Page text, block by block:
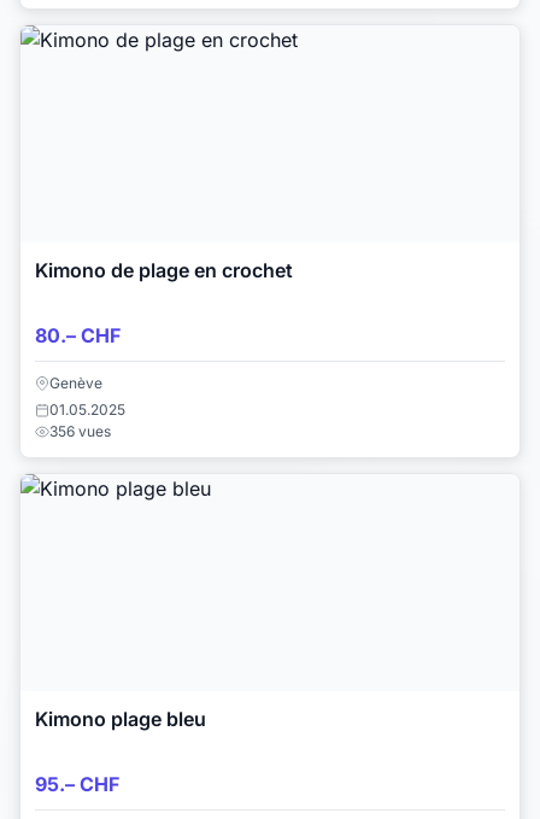
Kimono de plage en crochet
80.– CHF
Genève
01.05.2025
356 vues
Kimono plage bleu
95.– CHF